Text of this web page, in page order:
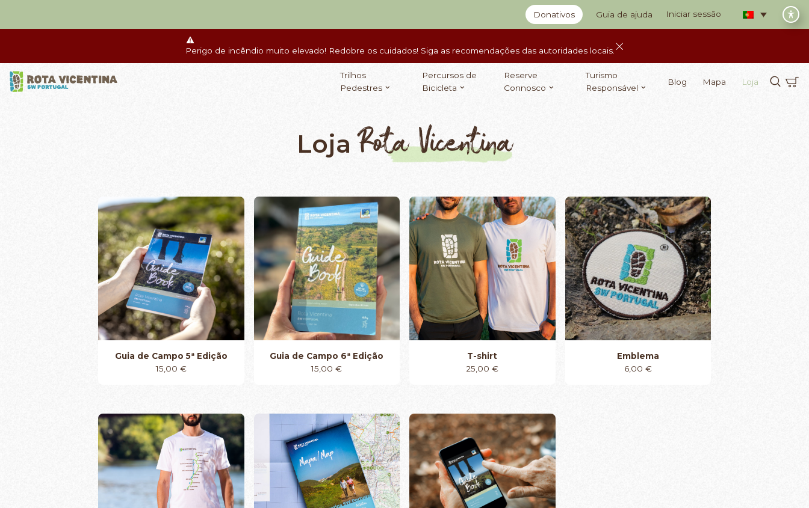
Donativos Guia de ajuda Iniciar sessão
Perigo de incêndio muito elevado! Redobre os cuidados! Siga as recomendações das autoridades locais.
Trilhos
Pedestres
Percursos de
Bicicleta
Reserve
Connosco
Turismo
Responsável
Blog Mapa Loja
LojaRota Vicentina
Guia de Campo 5ª Edição
15,00 €
Guia de Campo 6ª Edição
15,00€
T-shirt
25,00€
Emblema
6,00 €